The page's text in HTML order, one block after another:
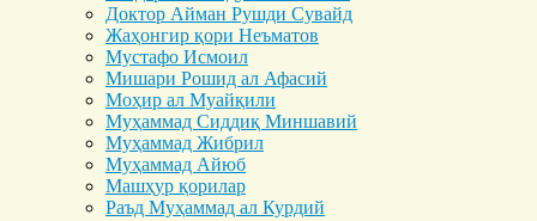
Доктор Айман Рушди Сувайд
Жаҳонгир қори Неъматов
Мустафо Исмоил
Мишари Рошид ал Афасий
Моҳир ал Муайқили
Муҳаммад Cиддиқ Миншавий
Муҳаммад Жибрил
Муҳаммад Айюб
Машҳур қорилар
Раъд Муҳаммад ал Курдий